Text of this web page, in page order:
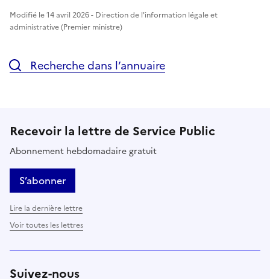
Modifié le 14 avril 2026 - Direction de l'information légale et
administrative (Premier ministre)
Recherche dans l’annuaire
Recevoir la lettre de Service Public
Abonnement hebdomadaire gratuit
S’abonner
Lire la dernière lettre
Voir toutes les lettres
Suivez-nous